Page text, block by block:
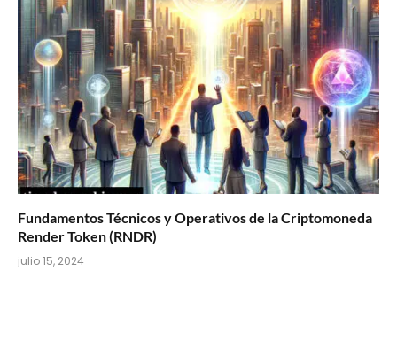
Fundamentos Técnicos y Operativos de la Criptomoneda
Render Token (RNDR)
julio 15, 2024